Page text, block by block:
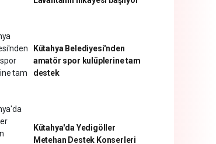
Kütahya Belediyesi'nden
amatör spor kulüplerine tam
destek
Kütahya'da Yedigöller
Metehan Destek Konserleri